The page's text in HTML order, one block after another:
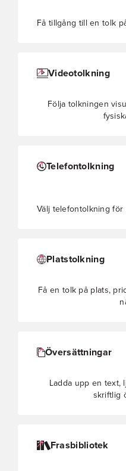
Få tillgång till en tolk
Videotolkning
Följa tolkningen
Telefontolkning
Välj telefontolkning
Platstolkning
Få en tolk på plats,
Översättningar
Ladda upp en text,
skriftlig
Frasbibliotek